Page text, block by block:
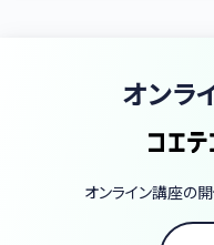
ど、血液形態学
オンラ
オンライン講座の